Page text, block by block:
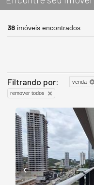
38 imóveis encontrados
Filtrando por: venda
remover todos